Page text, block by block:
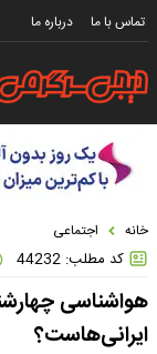
تماس با ما درباره ما
خانه اجتماعی
کد مطلب: 44232
ایرانی‌هاست؟